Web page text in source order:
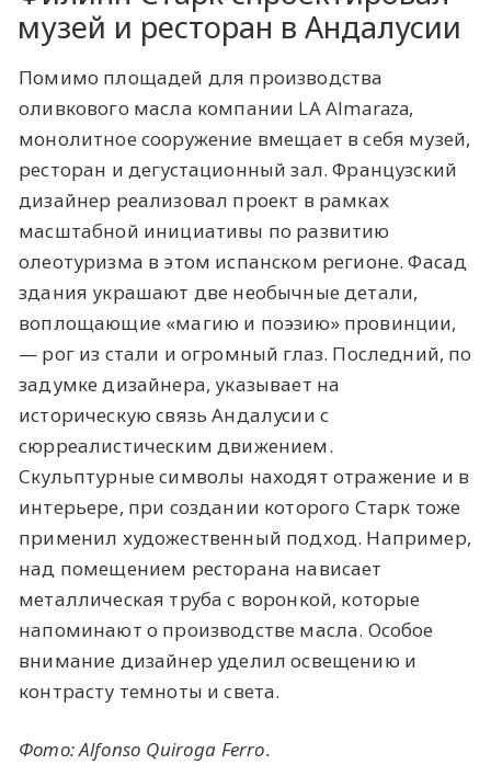
музей и ресторан в Андалусии
Помимо площадей для производства
оливкового масла компании LA Almaraza,
монолитное сооружение вмещает в себя музей,
ресторан и дегустационный зал. Французский
дизайнер реализовал проект в рамках
масштабной инициативы по развитию
олеотуризма в этом испанском регионе. Фасад
здания украшают две необычные детали,
воплощающие «‎магию и поэзию»‎ провинции,
— рог из стали и огромный глаз. Последний, по
задумке дизайнера, указывает на
историческую связь Андалусии с
сюрреалистическим движением.
Скульптурные символы находят отражение и в
интерьере, при создании которого Старк тоже
применил художественный подход. Например,
над помещением ресторана нависает
металлическая труба с воронкой, которые
напоминают о производстве масла. Особое
внимание дизайнер уделил освещению и
контрасту темноты и света.
Фото:Alfonso Quiroga Ferro.